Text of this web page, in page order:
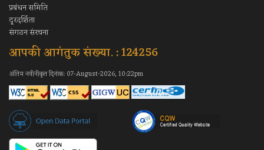
प्रबंधन समिति
दूरदर्शिता
संगठन संरचना
आपकी आगंतुक संख्या. : 124256
अंतिम नवीनीकृत दिनांक: 07-August-2026, 10:22pm